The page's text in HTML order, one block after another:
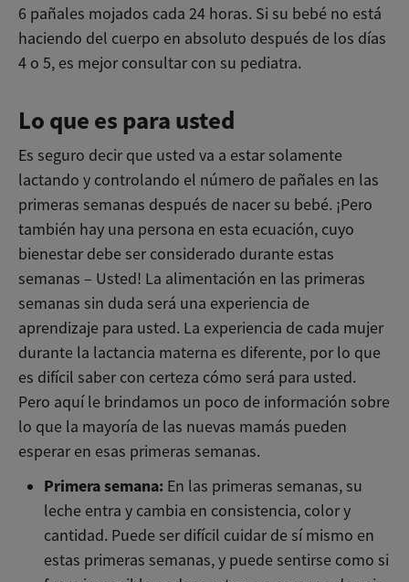
6 pañales mojados cada 24 horas. Si su bebé no está
haciendo del cuerpo en absoluto después de los días
4 o 5, es mejor consultar con su pediatra.
Lo que es para usted
Es seguro decir que usted va a estar solamente
lactando y controlando el número de pañales en las
primeras semanas después de nacer su bebé. ¡Pero
también hay una persona en esta ecuación, cuyo
bienestar debe ser considerado durante estas
semanas – Usted! La alimentación en las primeras
semanas sin duda será una experiencia de
aprendizaje para usted. La experiencia de cada mujer
durante la lactancia materna es diferente, por lo que
es difícil saber con certeza cómo será para usted.
Pero aquí le brindamos un poco de información sobre
lo que la mayoría de las nuevas mamás pueden
esperar en esas primeras semanas.
Primera semana: En las primeras semanas, su
leche entra y cambia en consistencia, color y
cantidad. Puede ser difícil cuidar de sí mismo en
estas primeras semanas, y puede sentirse como si